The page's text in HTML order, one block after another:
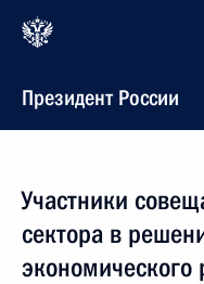
Президент России
Участники
сектора в
экономического